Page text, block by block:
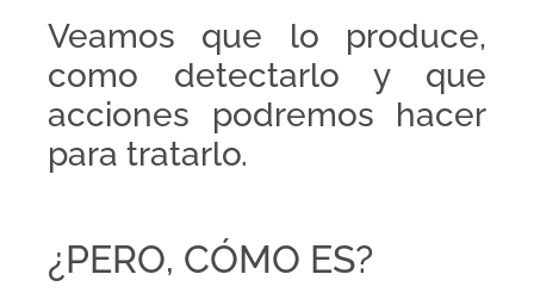
Veamos que lo produce,
como detectarlo y que
acciones podremos hacer
para tratarlo.
¿PERO, CÓMO ES?